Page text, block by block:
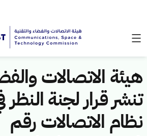
هيئة الاتصالات
تنشر قرار لجنة
نظام الاتصالات رقم